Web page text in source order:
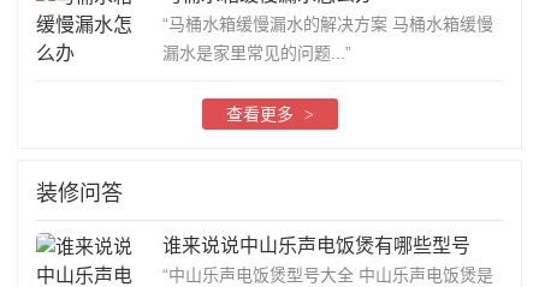
“马桶水箱缓慢漏水的解决方案 马桶水箱缓慢
漏水是家里常见的问题...”
查看更多 >
装修问答
谁来说说中山乐声电饭煲有哪些型号
“中山乐声电饭煲型号大全 中山乐声电饭煲是